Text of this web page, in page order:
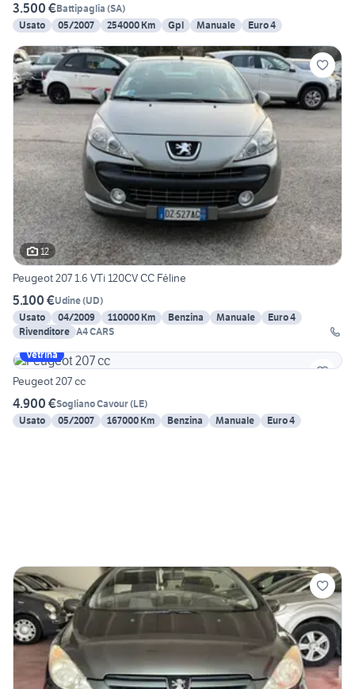
3.500 €Battipaglia (SA)
Usato
05/2007 254000 Km Gpl Manuale Euro 4
12
Peugeot 207 1.6 VTi 120CV CC Féline
5.100 €Udine(UD)
Usato
04/2009 110000 Km Benzina Manuale
Euro 4
Rivenditore A4 CARS
Vetrina
Peugeot 207 cc
4.900 €Sogliano Cavour(LE)
Usato
05/2007 167000 Km Benzina Manuale Euro 4